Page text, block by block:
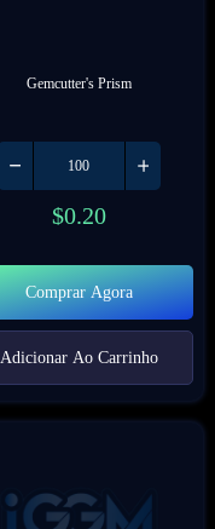
Gemcutter's Prism
$0.20
Comprar Agora
Adicionar Ao Carrinho